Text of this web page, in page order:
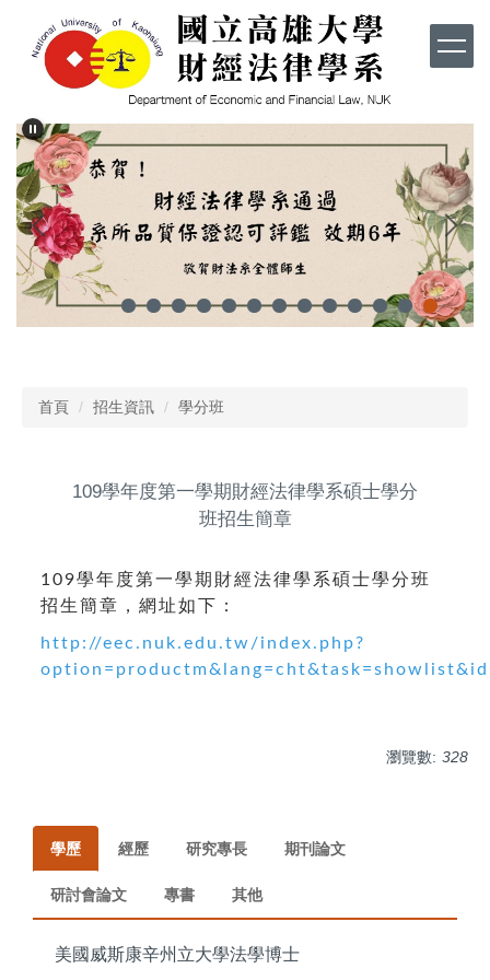
容
區
首頁 招生資訊 學分班
109學年度第一學期財經法律學系碩士學分
班招生簡章
109學年度第一學期財經法律學系碩士學分班
招生簡章，網址如下：
http://eec.nuk.edu.tw/index.php?
瀏覽數: 328
學歷 經歷 研究專長 期刊論文
研討會論文 專書 其他
美國威斯康辛州立大學法學博士